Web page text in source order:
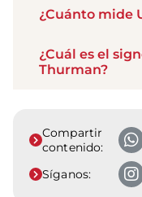
¿Cuánto mide
¿Cuál es el
Thurman?
Compartir
contenido:
Síganos: